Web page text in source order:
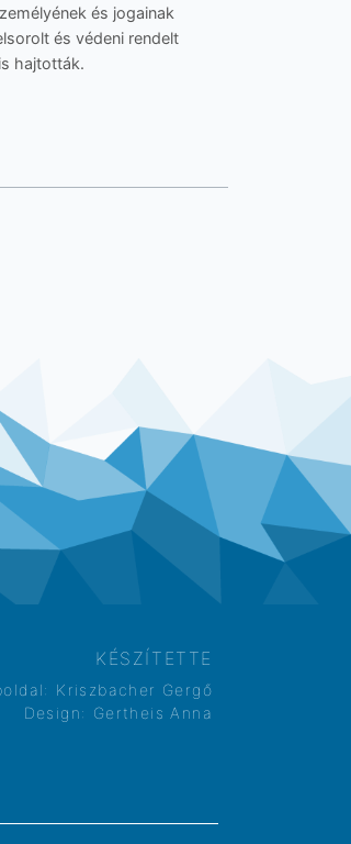
és jogainak
és védeni rendelt
hajtották.
KÉSZÍTETTE
Kriszbacher Gergő
Design: Gertheis Anna